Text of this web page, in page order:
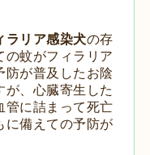
ラリア感染犬の存
の蚊がフィラリア
防が普及したお陰
が、心臓寄生した
管に詰まって死亡
に備えての予防が